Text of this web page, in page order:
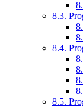
8.3.
8.4.
8.5.